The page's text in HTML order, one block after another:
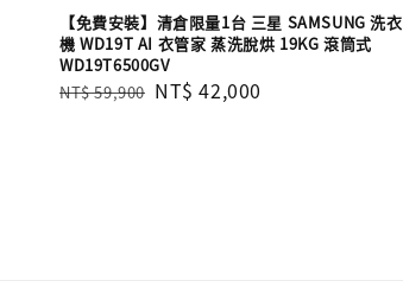
【免費安裝】清倉限量1台 三星 SAMSUNG 洗衣
機 WD19T AI 衣管家 蒸洗脫烘 19KG 滾筒式
WD19T6500GV
Regular
NT$ 59,900 Sale
NT$ 42,000